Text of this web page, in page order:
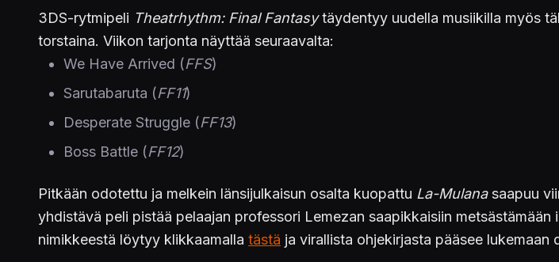
3DS-rytmipeli Theatrhythm: Final Fantasytäydentyy uudella musiikilla myös
torstaina. Viikon tarjonta näyttää seuraavalta:
We Have Arrived (FFS)
Sarutabaruta (FF11)
Desperate Struggle (FF13)
Boss Battle (FF12)
Pitkään odotettu ja melkein länsijulkaisun osalta kuopattu La-Mulanasaapuu
yhdistävä peli pistää pelaajan professori Lemezan saapikkaisiin
nimikkeestä löytyy klikkaamalla tästä ja virallista ohjekirjasta pääsee